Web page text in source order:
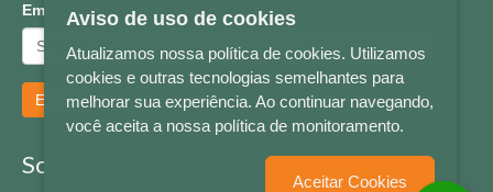
Email:
Enviar
Socialize conosco
Aviso de uso de cookies
Atualizamos nossa política de cookies. Utilizamos
cookies e outras tecnologias semelhantes para
melhorar sua experiência. Ao continuar navegando,
você aceita a nossa política de monitoramento.
Aceitar Cookies